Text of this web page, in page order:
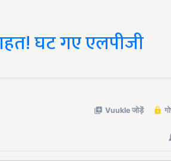
घट गए एलपीजी